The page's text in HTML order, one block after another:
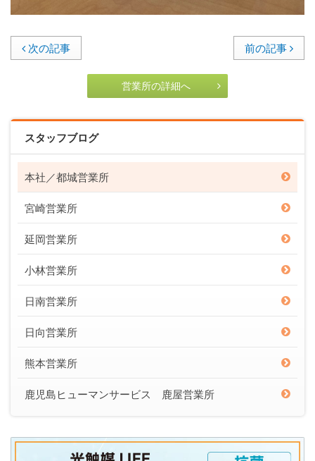
次の記事 前の記事
営業所の詳細へ
スタッフブログ
本社／都城営業所
宮崎営業所
延岡営業所
小林営業所
日南営業所
日向営業所
熊本営業所
鹿児島ヒューマンサービス 鹿屋営業所